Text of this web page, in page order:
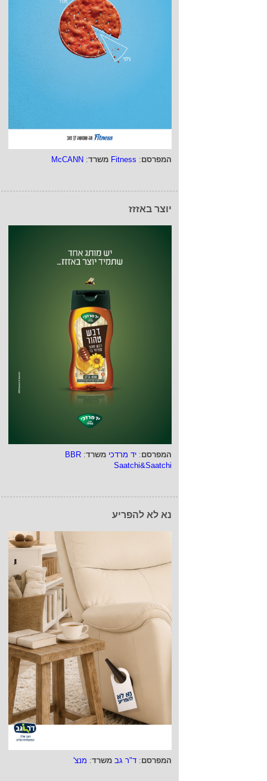
המפרסם:
Fitness משרד:
McCANN
יוצר באזזז
המפרסם: יד מרדכי משרד:
BBR
Saatchi&Saatchi
נא לא להפריע
המפרסם: ד"ר גב משרד: מנצ'